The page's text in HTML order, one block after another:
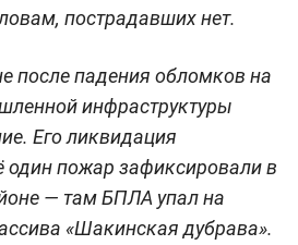
пострадавших нет.
после падения обломков на
инфраструктуры
Его ликвидация
один пожар зафиксировали в
— там БПЛА упал на
«Шакинская дубрава».